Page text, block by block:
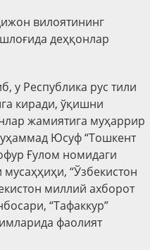
вилоятининг
деҳқонлар
у Республика рус тили
киради, ўқишни
жамиятига муҳаррир
Юсуф “Тошкент
Ғулом номидаги
“Ўзбекистон
миллий ахборот
“Тафаккур”
фаолият